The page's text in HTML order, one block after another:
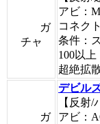
ガ
チャ
アビ：
コネク
条件：
100以上
超絶拡
ガ
デビル
【反射/
アビ：